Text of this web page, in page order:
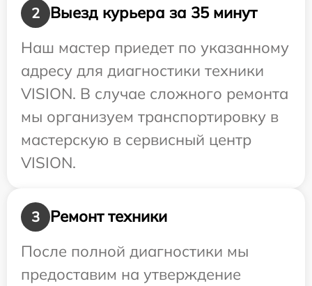
2
Выезд курьера за 35 минут
Наш мастер приедет по указанному
адресу для диагностики техники
VISION. В случае сложного ремонта
мы организуем транспортировку в
мастерскую в сервисный центр
VISION.
3
Ремонт техники
После полной диагностики мы
предоставим на утверждение